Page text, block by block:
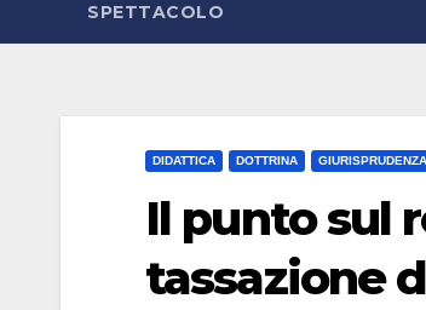
SPETTACOLO
DIDATTICA DOTTRINA GIURISPRUDENZA
Il punto sul
tassazione